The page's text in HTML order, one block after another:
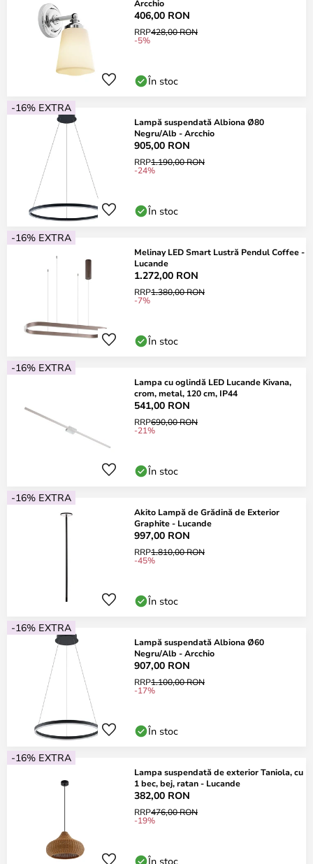
Arcchio
406,00 RON
RRP428,00 RON
-5%
În stoc
-16% EXTRA
Lampă suspendată Albiona Ø80
Negru/Alb - Arcchio
905,00 RON
RRP1.190,00 RON
-24%
În stoc
-16% EXTRA
Melinay LED Smart Lustră Pendul Coffee -
Lucande
1.272,00 RON
RRP1.380,00 RON
-7%
În stoc
-16% EXTRA
Lampa cu oglindă LED Lucande Kivana,
crom, metal, 120 cm, IP44
541,00 RON
RRP690,00 RON
-21%
În stoc
-16% EXTRA
Akito Lampă de Grădină de Exterior
Graphite - Lucande
997,00 RON
RRP1.810,00 RON
-45%
În stoc
-16% EXTRA
Lampă suspendată Albiona Ø60
Negru/Alb - Arcchio
907,00 RON
RRP1.100,00 RON
-17%
În stoc
-16% EXTRA
Lampa suspendată de exterior Taniola, cu
1 bec, bej, ratan - Lucande
382,00 RON
RRP476,00 RON
-19%
În stoc